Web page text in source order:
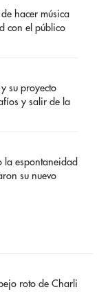
hacer música
con el público
su proyecto
y salir de la
la espontaneidad
su nuevo
roto de Charli